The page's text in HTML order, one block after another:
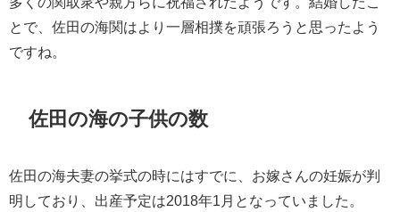
とで、佐田の海関はより一層相撲を頑張ろうと思ったよう
ですね。
佐田の海の子供の数
佐田の海夫妻の挙式の時にはすでに、お嫁さんの妊娠が判
明しており、出産予定は2018年1月となっていました。